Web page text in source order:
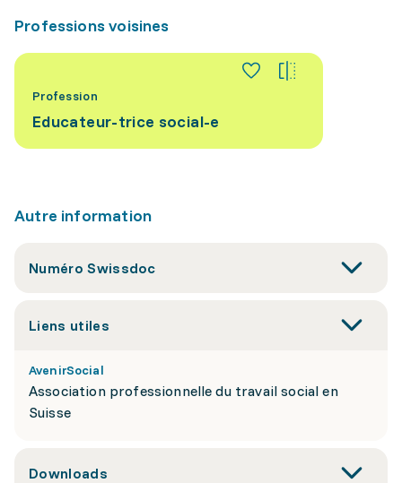
Professions voisines
Profession
Educateur-trice social-e
Autre information
Numéro Swissdoc
Liens utiles
AvenirSocial
Association professionnelle du travail social en
Suisse
Downloads